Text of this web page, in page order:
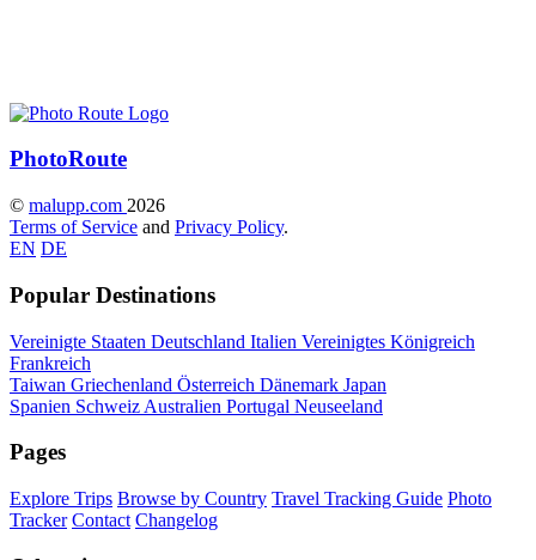
PhotoRoute
© malupp.com 2026
Terms of Service and Privacy Policy.
EN DE
Popular Destinations
Vereinigte Staaten Deutschland Italien Vereinigtes Königreich
Frankreich
Taiwan Griechenland Österreich Dänemark Japan
Spanien Schweiz Australien Portugal Neuseeland
Pages
Explore Trips Browse by Country Travel Tracking Guide Photo
Tracker Contact Changelog